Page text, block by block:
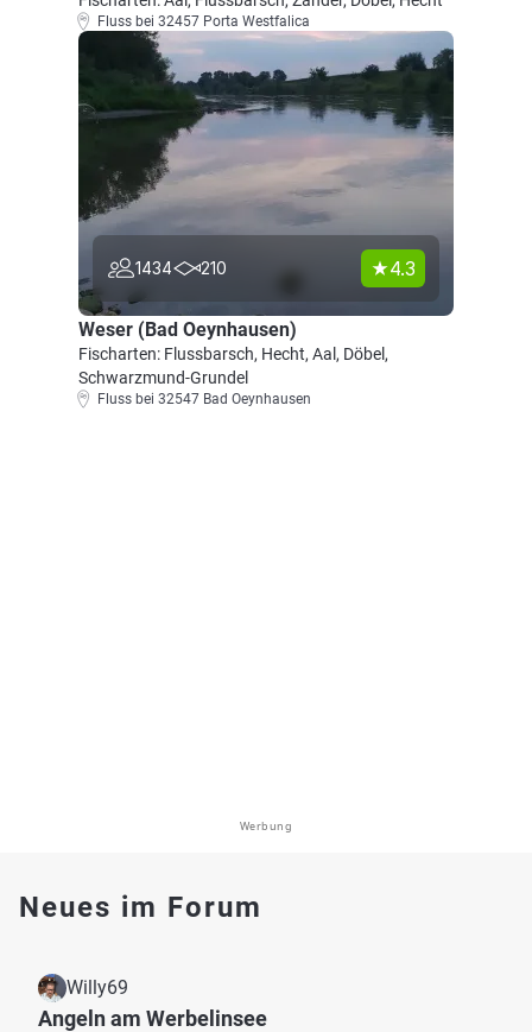
Fluss bei 32457 Porta Westfalica
1434 210 4.3
Weser (Bad Oeynhausen)
Fischarten: Flussbarsch, Hecht, Aal, Döbel,
Schwarzmund-Grundel
Fluss bei 32547 Bad Oeynhausen
Werbung
Neues im Forum
Willy69
Angeln am Werbelinsee